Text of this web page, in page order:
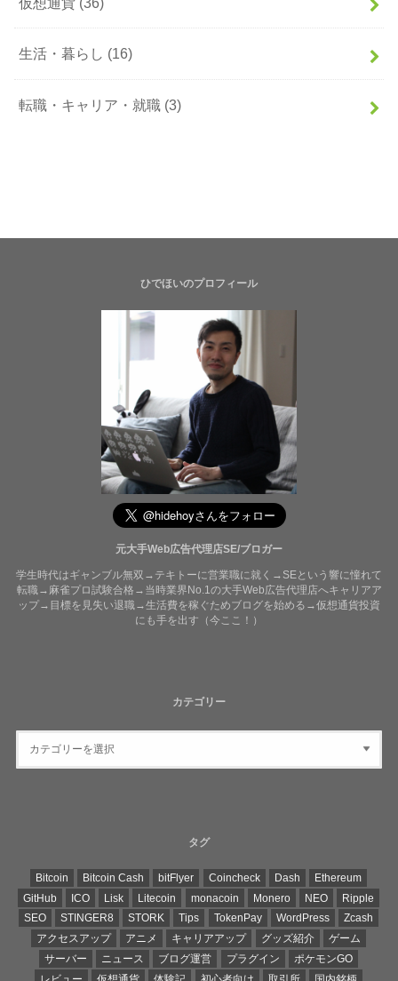
生活・暮らし (16)
転職・キャリア・就職 (3)
ひでほいのプロフィール
元大手Web広告代理店SE/ブロガー
学生時代はギャンブル無双→テキトーに営業職に就く→SEという響に憧れて
転職→麻雀プロ試験合格→当時業界No.1の大手Web広告代理店へキャリアア
ップ→目標を見失い退職→生活費を稼ぐためブログを始める→仮想通貨投資
にも手を出す（今ここ！）
カテゴリー
タグ
Bitcoin Bitcoin Cash bitFlyer Coincheck Dash
Ethereum
GitHub
ICO Lisk Litecoin monacoin Monero NEO
Ripple
SEO
STINGER8 STORK Tips TokenPay WordPress
Zcash
アクセスアップ
アニメ キャリアアップ グッズ紹介
ゲーム
サーバー
ニュース ブログ運営 プラグイン
ポケモンGO